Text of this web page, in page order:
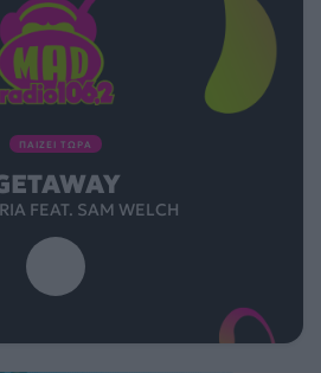
ΠΑΙΖΕΙ ΤΩΡΑ
FEAT. SAM WELCH